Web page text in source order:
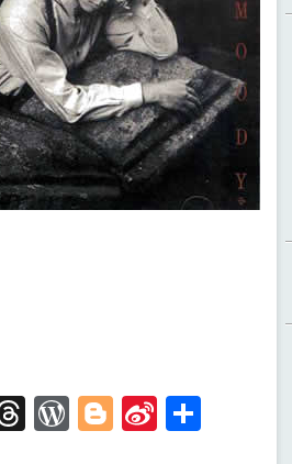
Threads
WordPress
Blogger
Sina